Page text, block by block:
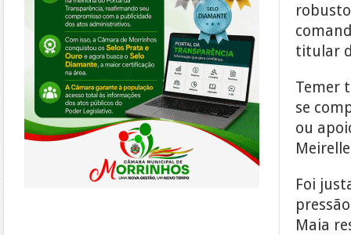
titular
Temer
se
ou
Foi
Maia